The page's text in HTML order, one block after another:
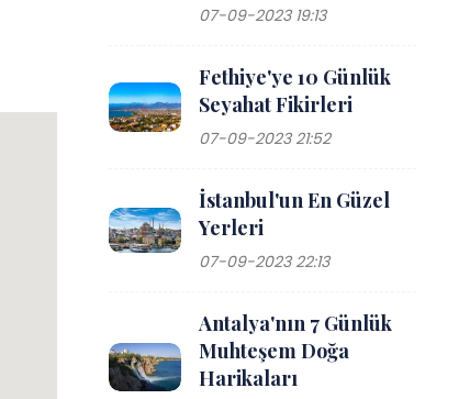
07-09-2023 19:13
Fethiye'ye 10 Günlük
Seyahat Fikirleri
07-09-2023 21:52
İstanbul'un En Güzel
Yerleri
07-09-2023 22:13
Antalya'nın 7 Günlük
Muhteşem Doğa
Harikaları